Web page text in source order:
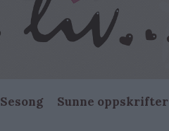
Sesong Sunne oppskrifter